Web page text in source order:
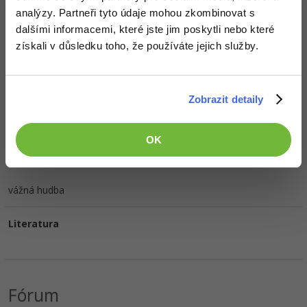
analýzy. Partneři tyto údaje mohou zkombinovat s
dalšími informacemi, které jste jim poskytli nebo které
získali v důsledku toho, že používáte jejich služby.
Zobrazit detaily
OK
HW sestava
Terminator
Oblíbená hudba
vážná hudba
Literatura
Fórum